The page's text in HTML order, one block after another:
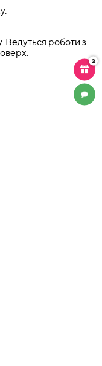
2
ЧАТ
Ведуться роботи з